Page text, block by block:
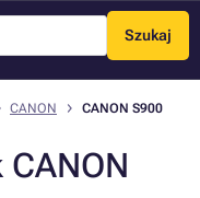
Szukaj
Menu
CANON CANON S900